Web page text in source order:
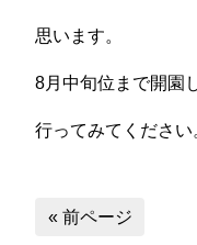
思います。
8月中旬位まで開園
行ってみてくださ
« 前ページ